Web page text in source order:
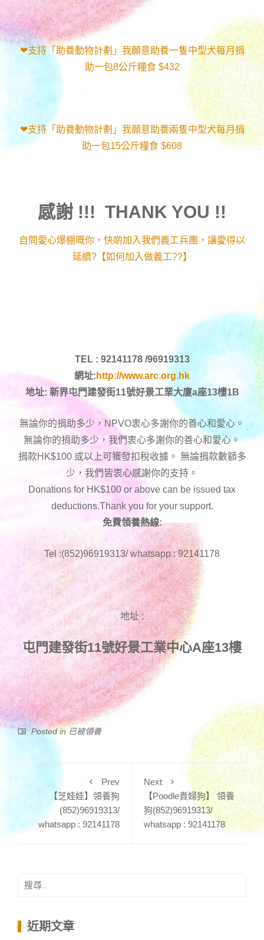
❤支持「助養動物計劃」我願意助養一隻中型犬每月捐
助一包8公斤糧食 $432
❤支持「助養動物計劃」我願意助養兩隻中型犬每月捐
助一包15公斤糧食 $608
感謝 !!! THANK YOU !!
自問愛心爆棚嘅你，快啲加入我們義工兵團，讓愛得以
延續?【如何加入做義工??】
TEL : 92141178 /96919313
網址: http://www.arc.org.hk
地址: 新界屯門建發街11號好景工業大廈a座13樓1B
無論你的捐助多少，NPVO衷心多謝你的善心和愛心。
無論你的捐助多少，我們衷心多謝你的善心和愛心。
捐款HK$100 或以上可獲發扣稅收據。 無論捐款數額多
少，我們皆衷心感謝你的支持。
Donations for HK$100 or above can be issued tax
deductions.Thank you for your support.
免費領養熱線:
Tel :(852)96919313/ whatsapp : 92141178
地址 :
屯門建發街11號好景工業中心A座13樓
Posted in 已被領養
Prev
【芝娃娃】領養狗
(852)96919313/
whatsapp : 92141178
Next
【Poodle貴婦狗】 領養
狗(852)96919313/
whatsapp : 92141178
搜
鍵 近期文章